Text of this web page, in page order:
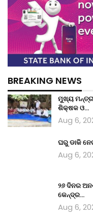
BREAKING NEWS
ମୁଖ୍ୟ
ଶିକ୍ଷକ ଓ…
Aug 6,
ଘରୁ ଡାକି
Aug 6,
୨୬ ଦିନର
କେନ୍ଦ୍ର…
Aug 6,